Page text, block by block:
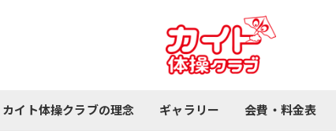
カイト体操クラブの理念 ギャラリー 会費・料金表